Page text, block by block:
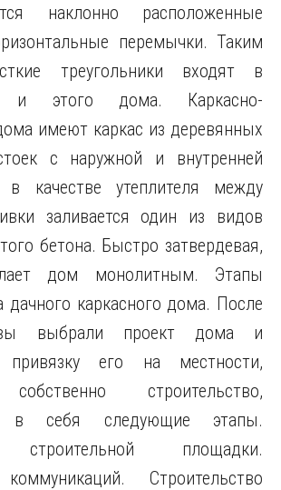
наклонно расположенные
перемычки. Таким
треугольники входят в
и этого дома. Каркасно-
имеют каркас из деревянных
с наружной и внутренней
качестве утеплителя между
заливается один из видов
бетона. Быстро затвердевая,
дом монолитным. Этапы
дачного каркасного дома. После
выбрали проект дома и
привязку его на местности,
строительство,
в себя следующие этапы.
строительной площадки.
Строительство